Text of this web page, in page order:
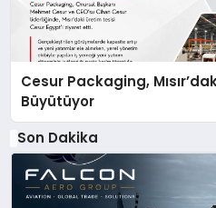
Cesur Packaging,
Büyütüyor
Son Dakika